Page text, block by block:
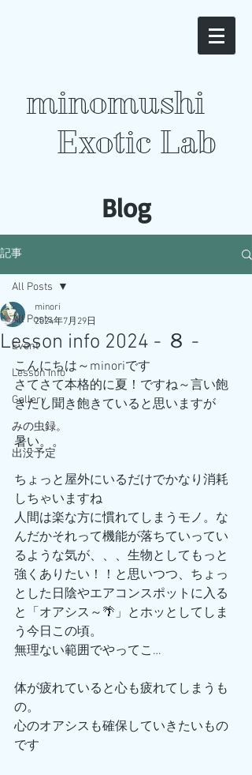
minomushi
Exotic Lab
​Blog
記事
All Posts
Event
Lesson info
Gallery
みの虫録。
出没予定
All Posts
Lesson info 2024 - ８ -
minori
2024年7月29日
こんにちは～minoriです
さてさて本格的に夏！ですね～言い飽
きたし聞き飽きていると思いますが
暑い。。
ちょっと屋外にいるだけでかなり消耗
しちゃいますね
人間は楽な方に慣れてしまうモノ。な
んだかそれって機能が落ちていってい
るような気が、、、生物としてもっと
強くありたい！！と思いつつ、ちょっ
とした日陰やエアコンスポットに入る
と「オアシス～🌴」とホッとしてしま
う今日この頃。
無理ない範囲でやってこ…
体が疲れていると心も疲れてしまうも
の。
心のオアシスも確保していきたいもの
です